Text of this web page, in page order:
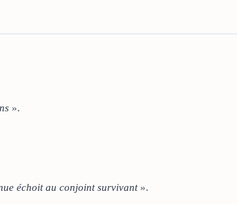
».
échoit au conjoint survivant».